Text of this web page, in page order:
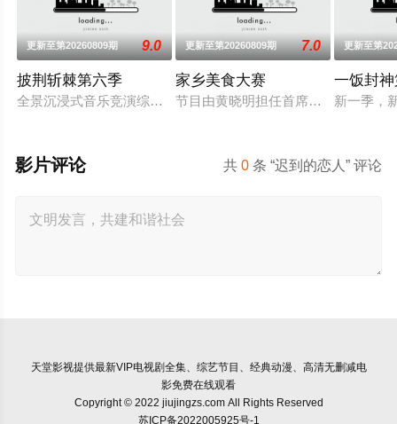
更新至第20260809期 9.0
披荆斩棘第六季
全景沉浸式音乐竞演综艺再升级。新一季在延续经典的同时，将
更新至第20260809期 7.0
家乡美食大赛
节目由黄晓明担任首席掌勺官，李维
更新至第
一饭封
新一季，
共0 条 “迟到的恋人” 评论
影片评论
天堂影视提供最新VIP电视剧全集、综艺节目、经典动漫、高清无删减电
影免费在线观看
Copyright © 2022 jiujingzs.com All Rights Reserved
苏ICP备2022005925号-1